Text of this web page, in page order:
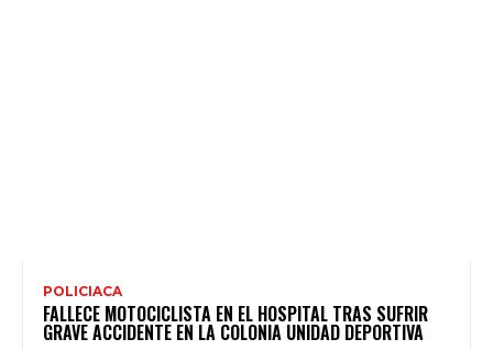
POLICIACA
FALLECE MOTOCICLISTA EN EL HOSPITAL TRAS SUFRIR
GRAVE ACCIDENTE EN LA COLONIA UNIDAD DEPORTIVA